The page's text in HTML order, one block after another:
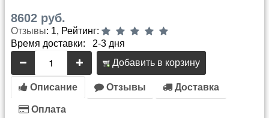
8602 руб.
Отзывы: 1, Рейтинг:
Время доставки: 2-3 дня
Добавить в корзину
Описание Отзывы Доставка
Оплата